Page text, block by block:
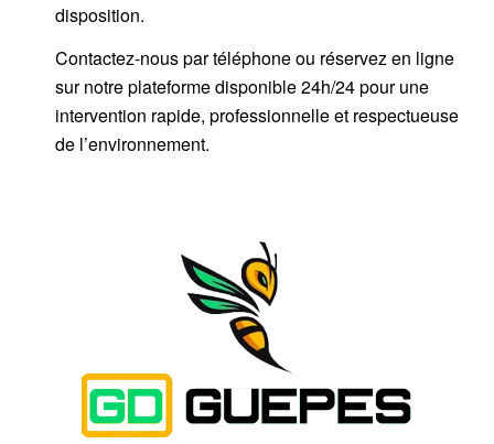
disposition.
Contactez-nous partéléphoneou réservez en ligne
sur notre plateforme disponible 24h/24pour une
intervention rapide, professionnelle et respectueuse
de l’environnement.